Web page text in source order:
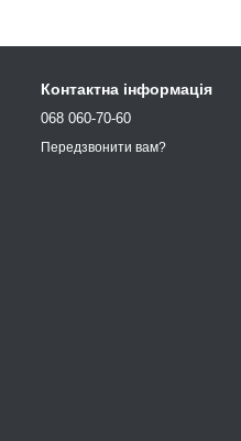
Контактна інформація
068 060-70-60
Передзвонити вам?